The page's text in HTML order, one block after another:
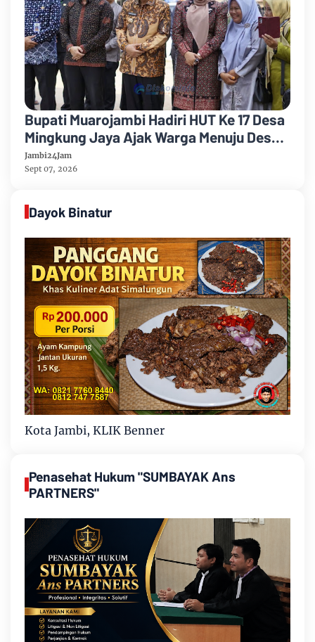
Bupati Muarojambi Hadiri HUT Ke 17 Desa
Mingkung Jaya Ajak Warga Menuju Desa
Mandiri 2026
Jambi24Jam
Sept 07, 2026
Dayok Binatur
Kota Jambi, KLIK Benner
Penasehat Hukum "SUMBAYAK Ans
PARTNERS"